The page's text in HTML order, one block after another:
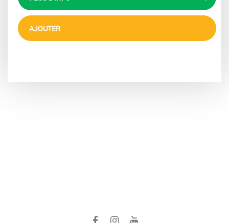
AJOUTER